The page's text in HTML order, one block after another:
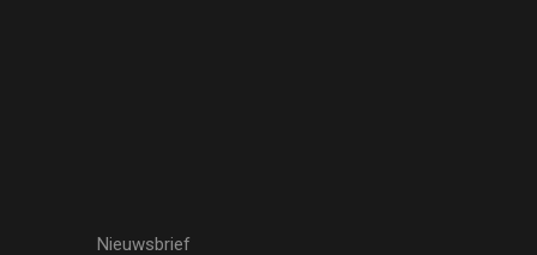
Nieuwsbrief